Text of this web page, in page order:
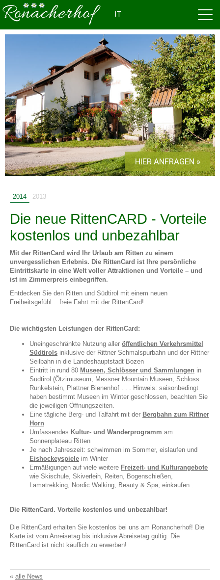
HIER ANFRAGEN »
2014 2013
Die neue RittenCARD - Vorteile
kostenlos und unbezahlbar
Mit der RittenCard wird Ihr Urlaub am Ritten zu einem
unvergesslichen Erlebnis. Die RittenCard ist Ihre persönliche
Eintrittskarte in eine Welt voller Attraktionen und Vorteile – und
ist im Zimmerpreis einbegriffen.
Entdecken Sie den Ritten und Südtirol mit einem neuen
Freiheitsgefühl... freie Fahrt mit der RittenCard!
Die wichtigsten Leistungen der RittenCard:
Uneingeschränkte Nutzung aller öffentlichen Verkehrsmittel
Südtirols inklusive der Rittner Schmalspurbahn und der Rittner
Seilbahn in die Landeshauptstadt Bozen
Eintritt in rund 80 Museen, Schlösser und Sammlungen in
Südtirol (Ötzimuseum, Messner Mountain Museen, Schloss
Runkelstein, Plattner Bienenhof . . . Hinweis: saisonbedingt
haben bestimmt Museen im Winter geschlossen, beachten Sie
die jeweiligen Öffnungszeiten.
Eine tägliche Berg- und Talfahrt mit der Bergbahn zum Rittner
Horn
Umfassendes Kultur- und Wanderprogramm am
Sonnenplateau Ritten
Je nach Jahreszeit: schwimmen im Sommer, eislaufen und
Eishockeyspiele im Winter
Ermäßigungen auf viele weitere Freizeit- und Kulturangebote
wie Skischule, Skiverleih, Reiten, Bogenschießen,
Lamatrekking, Nordic Walking, Beauty & Spa, einkaufen . . .
Die RittenCard. Vorteile kostenlos und unbezahlbar!
Die RittenCard erhalten Sie kostenlos bei uns am Ronancherhof! Die
Karte ist vom Anreisetag bis inklusive Abreisetag gültig. Die
RittenCard ist nicht käuflich zu erwerben!
« alle News
IT